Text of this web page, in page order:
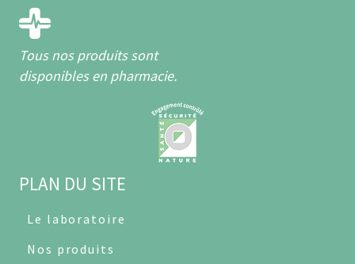
Tous nos produits sont
disponibles en pharmacie.
PLAN DU SITE
Le laboratoire
Nos produits